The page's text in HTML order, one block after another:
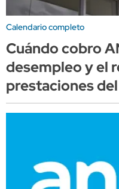
Calendario completo
Cuándo cobro
desempleo y el
prestaciones